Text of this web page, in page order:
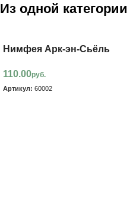
Из одной категории
Нимфея Арк-эн-Сьёль
110.00руб.
Артикул: 60002